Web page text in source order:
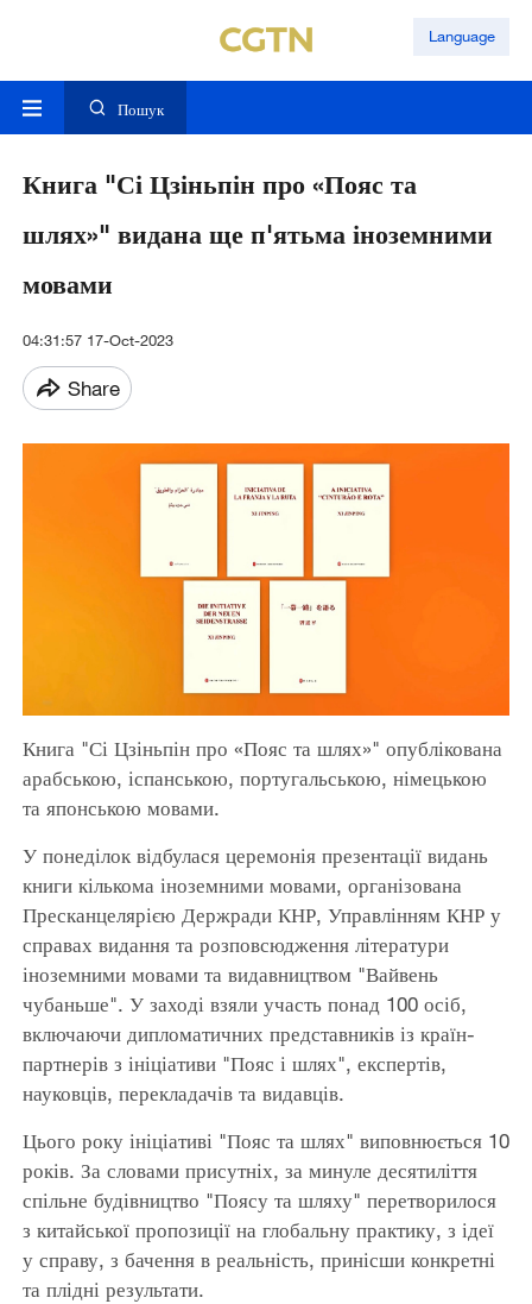
Language
Пошук
Книга "Сі Цзіньпін про «Пояс та
шлях»" видана ще п'ятьма іноземними
мовами
04:31:57 17-Oct-2023
Share
Книга "Сі Цзіньпін про «Пояс та шлях»" опублікована
арабською, іспанською, португальською, німецькою
та японською мовами.
У понеділок відбулася церемонія презентації видань
книги кількома іноземними мовами, організована
Пресканцелярією Держради КНР, Управлінням КНР у
справах видання та розповсюдження літератури
іноземними мовами та видавництвом "Вайвень
чубаньше". У заході взяли участь понад 100 осіб,
включаючи дипломатичних представників із країн-
партнерів з ініціативи "Пояс і шлях", експертів,
науковців, перекладачів та видавців.
Цього року ініціативі "Пояс та шлях" виповнюється 10
років. За словами присутніх, за минуле десятиліття
спільне будівництво "Поясу та шляху" перетворилося
з китайської пропозиції на глобальну практику, з ідеї
у справу, з бачення в реальність, принісши конкретні
та плідні результати.